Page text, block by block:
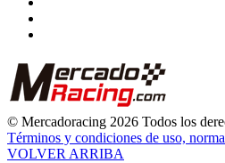
© Mercadoracing 2026 Todos los
Términos y condiciones de uso,
VOLVER ARRIBA